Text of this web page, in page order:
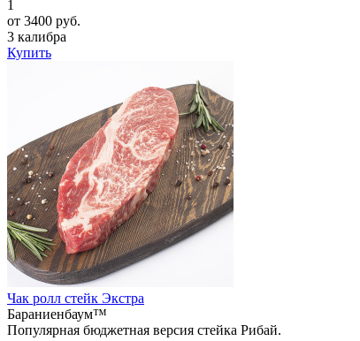
1
от 3400 руб.
3 калибра
Купить
Чак ролл стейк Экстра
Бараниенбаум™
Популярная бюджетная версия стейка Рибай.